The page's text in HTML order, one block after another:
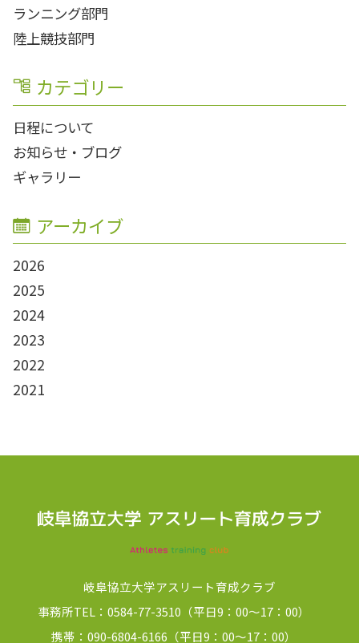
ランニング部門
陸上競技部門
カテゴリー
日程について
お知らせ・ブログ
ギャラリー
アーカイブ
2026
2025
2024
2023
2022
2021
岐阜協立大学アスリート育成クラブ
事務所TEL：0584-77-3510（平日9：00～17：00）
携帯：090-6804-6166（平日9：00～17：00）